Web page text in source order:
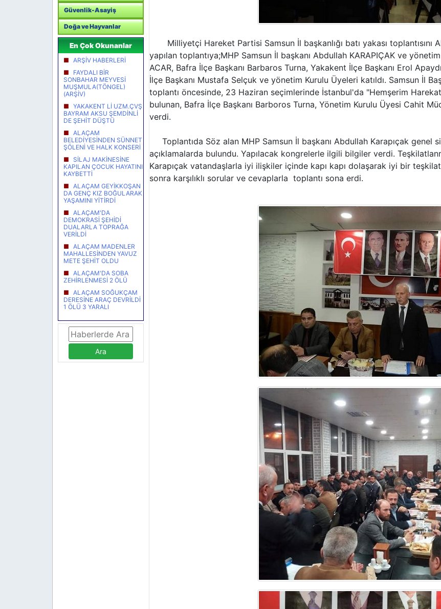
Güvenlik-Asayiş
Doğa ve Hayvanlar
En Çok Okunanlar
ARŞİV HABERLERİ
FAYDALI BİR
SONBAHAR MEYVESİ
MUŞMULA(TÖNGEL)
(ARŞİV)
YAKAKENT Lİ UZM.ÇVŞ
BAYRAM AKSU ŞEMDİNLİ
DE ŞEHİT DÜŞTÜ
ALAÇAM
BELEDİYESİNDEN SÜNNET
ŞÖLENİ VE HALK KONSERİ
SİLAJ MAKİNESİNE
KAPILAN ÇOCUK HAYATINI
KAYBETTİ
ALAÇAM GEYİKKOŞAN
DA GENÇ KIZ BOĞULARAK
YAŞAMINI YİTİRDİ
ALAÇAM'DA
DEMOKRASİ ŞEHİDİ
DUALARLA TOPRAĞA
VERİLDİ
ALAÇAM MADENLER
MAHALLESİNDEN YAVUZ
METE ŞEHİT OLDU
ALAÇAM'DA SOBA
ZEHİRLENMESİ 2 ÖLÜ
ALAÇAM SOĞUKÇAM
DERESİNE ARAÇ DEVRİLDİ
1 ÖLÜ 3 YARALI
Milliyetçi Hareket Partisi Samsun İl başkanlığı batı yakası toplantısını
yapılan toplantıya;MHP Samsun İl başkanı Abdullah KARAPIÇAK ve
ACAR, Bafra İlçe Başkanı Barbaros Turna, Yakakent İlçe Başkanı Erol
İlçe Başkanı Mustafa Selçuk ve yönetim Kurulu Üyeleri katıldı. Samsun İl
toplantı öncesinde, 23 Haziran seçimlerinde İstanbul'da "Hemşerim
bulunan, Bafra İlçe Başkanı Barboros Turna, Yönetim Kurulu Üyesi Cahit
verdi.
Toplantıda Söz alan MHP Samsun İl başkanı Abdullah Karapıçak genel
açıklamalarda bulundu. Yapılacak kongrelerle ilgili bilgiler verdi.
Karapıçak vatandaşlarla iyi ilişkiler içinde kapı kapı dolaşarak iyi bir
sonra karşılıklı sorular ve cevaplarla toplantı sona erdi.